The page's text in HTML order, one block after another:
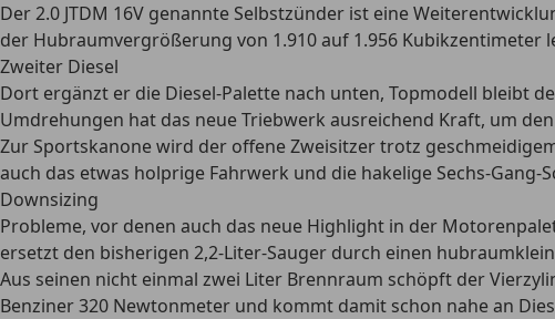
Der 2.0 JTDM 16V genannte Selbstzünder ist eine
der Hubraumvergrößerung von 1.910 auf 1.956
Zweiter Diesel
Dort ergänzt er die Diesel-Palette nach unten, Topmodell bleibt
Umdrehungen hat das neue Triebwerk ausreichend Kraft, um
Zur Sportskanone wird der offene Zweisitzer trotz
auch das etwas holprige Fahrwerk und die hakelige Sechs-
Downsizing
Probleme, vor denen auch das neue Highlight in der
ersetzt den bisherigen 2,2-Liter-Sauger durch einen
Aus seinen nicht einmal zwei Liter Brennraum schöpft der
Benziner 320 Newtonmeter und kommt damit schon nahe an